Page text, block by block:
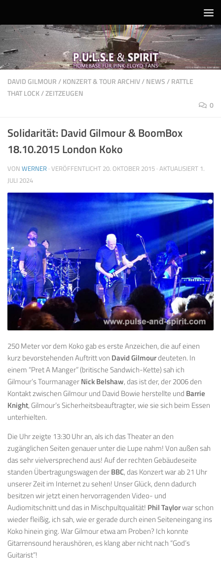
DAVID GILMOUR/KONZERT & TOUR ARCHIV/NEWS/RATTLE
THAT LOCK/ZEITZEUGEN
0
Solidarität: David Gilmour & BoomBox
18.10.2015 London Koko
VON WERNER · VERÖFFENTLICHT 20. OKTOBER 2015 · AKTUALISIERT 1.
JULI 2024
250 Meter vor dem Koko gab es erste Anzeichen, die auf einen
kurz bevorstehenden Auftritt von David Gilmourdeuteten. In
einem “Pret A Manger” (britische Sandwich-Kette) sah ich
Gilmour’s TourmanagerNick Belshaw, das ist der, der 2006 den
Kontakt zwischen Gilmour und David Bowie herstellte und Barrie
Knight, Gilmour’s Sicherheitsbeauftragter, wie sie sich beim Essen
unterhielten.
Die Uhr zeigte 13:30 Uhr an, als ich das Theater an den
zugänglichen Seiten genauer unter die Lupe nahm! Von außen sah
das sehr vielversprechend aus! Auf der rechten Gebäudeseite
standen Übertragungswagen derBBC, das Konzert war ab 21 Uhr
unserer Zeit im Internet zu sehen! Unser Glück, denn dadurch
besitzen wir jetzt einen hervorragenden Video- und
Audiomitschnitt und das in Mischpultqualität! Phil Taylorwar schon
wieder fleißig, ich sah, wie er gerade durch einen Seiteneingang ins
Koko hinein ging. War Gilmour etwa am Proben? Ich konnte
Gitarrensound heraushören, es klang aber nicht nach “God’s
Guitarist”!